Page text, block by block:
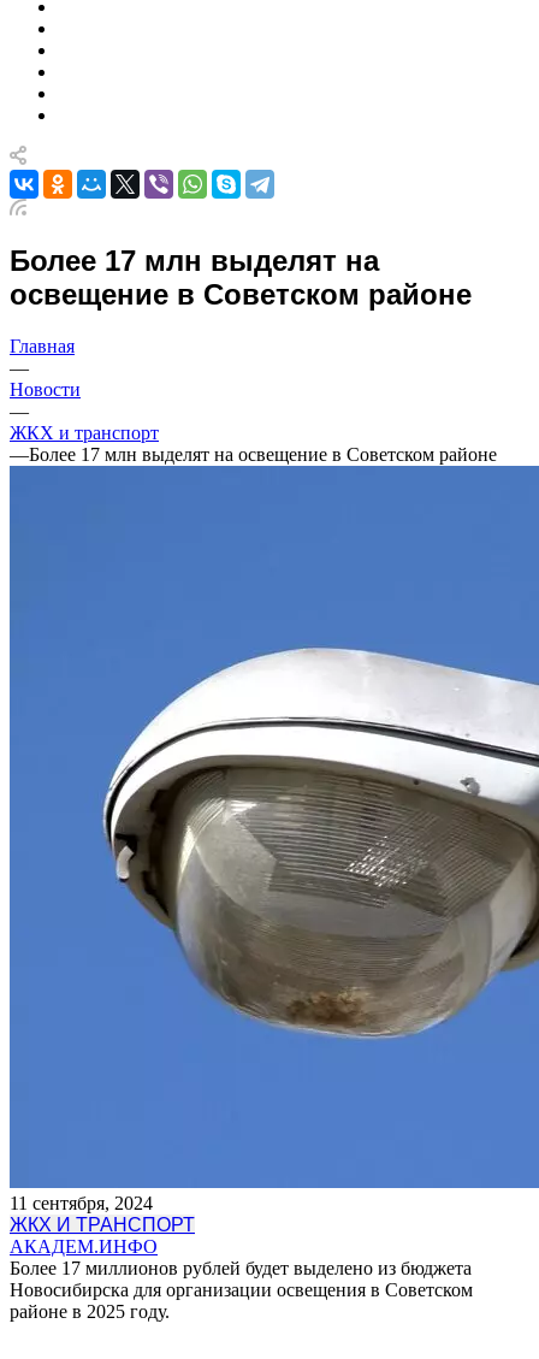
Более 17 млн выделят на
освещение в Советском районе
Главная
—
Новости
—
ЖКХ и транспорт
—Более 17 млн выделят на освещение в Советском районе
11 сентября, 2024
ЖКХ И ТРАНСПОРТ
АКАДЕМ.ИНФО
Более 17 миллионов рублей будет выделено из бюджета
Новосибирска для организации освещения в Советском
районе в 2025 году.